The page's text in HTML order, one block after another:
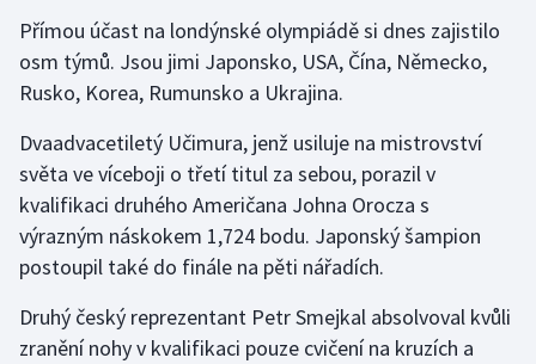
Golf
Gymnastika
Házená
Jezdectví
Judo
Krasobruslení
Přímou účast na londýnské olympiádě si dnes zajistilo
osm týmů. Jsou jimi Japonsko, USA, Čína, Německo,
Rusko, Korea, Rumunsko a Ukrajina.
Dvaadvacetiletý Učimura, jenž usiluje na mistrovství
světa ve víceboji o třetí titul za sebou, porazil v
kvalifikaci druhého Američana Johna Orocza s
výrazným náskokem 1,724 bodu. Japonský šampion
postoupil také do finále na pěti nářadích.
Druhý český reprezentant Petr Smejkal absolvoval kvůli
zranění nohy v kvalifikaci pouze cvičení na kruzích a